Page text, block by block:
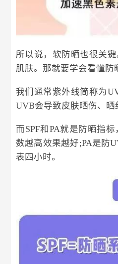
所以说，软防晒也很关
肌肤。那就要学会看懂防
我们通常紫外线简称为
UVB会导致皮肤晒伤、晒
而SPF和PA就是防晒指
数越高效果越好;PA是防
表四小时。